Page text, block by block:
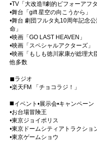
•TV「大改造!!劇的ビフォーアフ
•舞台「gift 星空の向こうから」
•舞台 劇団フルタ丸10周年記念
命」
•映画「GO LAST HEAVEN」
•映画「スペシャルアクターズ」
•映画「もしも徳川家康が総理大
他多数
◼ラジオ
•楽天FM 「チョコラジ！」
◼️イベント•展示会•キャンペーン
•お台場冒険王
•東京ジョイポリス
•東京ドームシティアトラクショ
•東京ゲームショウ